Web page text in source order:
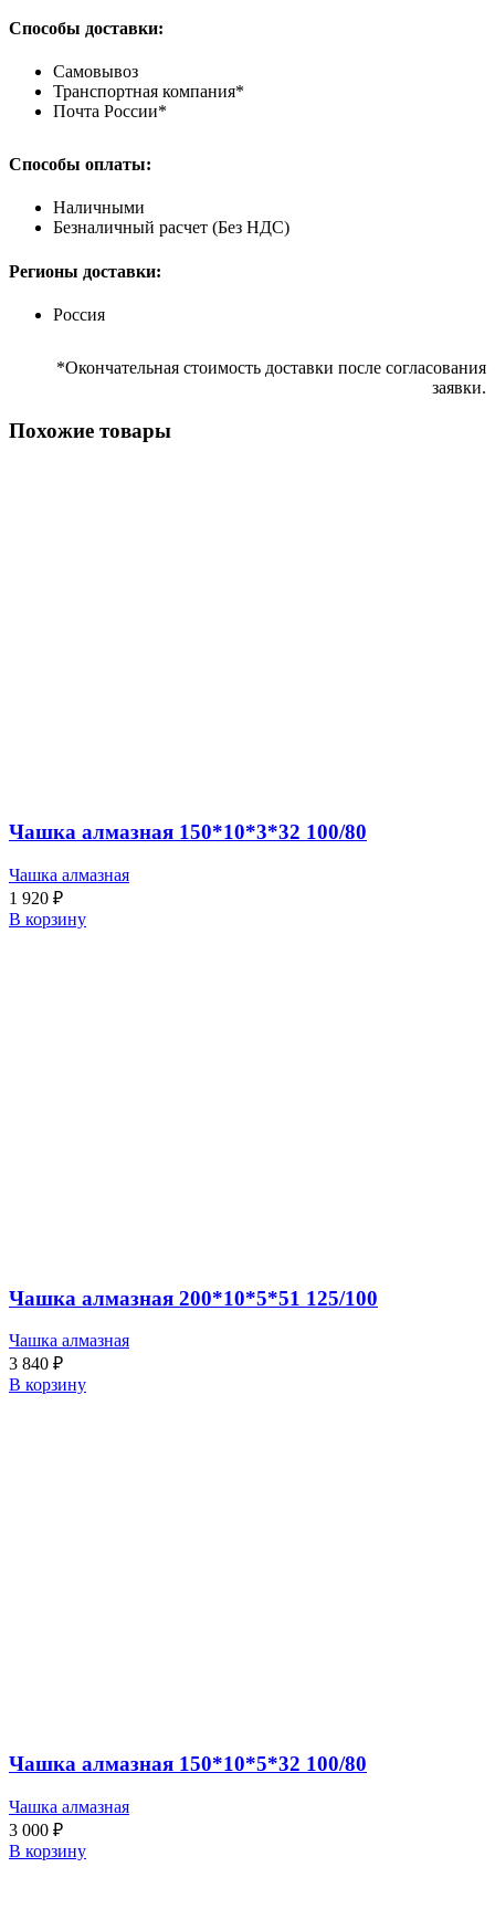
Способы доставки:
Самовывоз
Транспортная компания*
Почта России*
Способы оплаты:
Наличными
Безналичный расчет (Без НДС)
Регионы доставки:
Россия
*Окончательная стоимость доставки после согласования
заявки.
Похожие товары
Чашка алмазная 150*10*3*32 100/80
Чашка алмазная
1 920 ₽
В корзину
Чашка алмазная 200*10*5*51 125/100
Чашка алмазная
3 840 ₽
В корзину
Чашка алмазная 150*10*5*32 100/80
Чашка алмазная
3 000 ₽
В корзину